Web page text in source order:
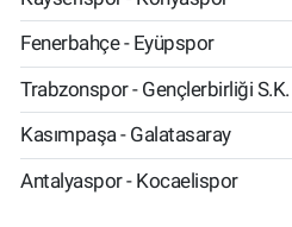
Fenerbahçe - Eyüpspor
Trabzonspor - Gençlerbirliği S.K.
Kasımpaşa - Galatasaray
Antalyaspor - Kocaelispor